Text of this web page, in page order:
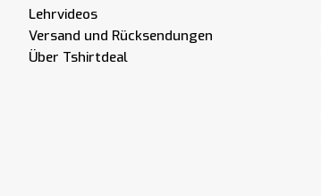
Lehrvideos
Versand und Rücksendungen
Über Tshirtdeal